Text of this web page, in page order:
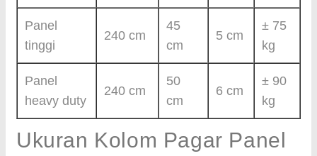
Panel
tinggi
240 cm
45
cm
5 cm
± 75
kg
Panel
heavy duty
240 cm
50
cm
6 cm
± 90
kg
Ukuran Kolom Pagar Panel